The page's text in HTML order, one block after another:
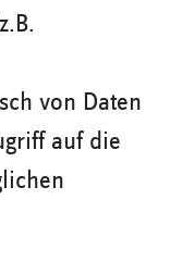
von Daten
auf die